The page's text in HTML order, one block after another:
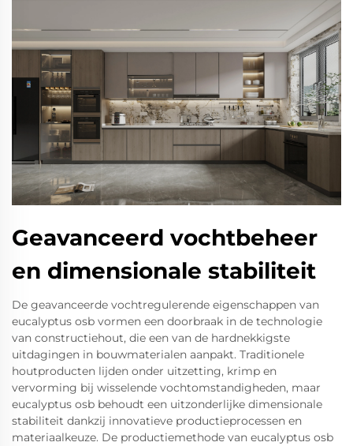
Geavanceerd vochtbeheer
en dimensionale stabiliteit
De geavanceerde vochtregulerende eigenschappen van
eucalyptus osb vormen een doorbraak in de technologie
van constructiehout, die een van de hardnekkigste
uitdagingen in bouwmaterialen aanpakt. Traditionele
houtproducten lijden onder uitzetting, krimp en
vervorming bij wisselende vochtomstandigheden, maar
eucalyptus osb behoudt een uitzonderlijke dimensionale
stabiliteit dankzij innovatieve productieprocessen en
materiaalkeuze. De productiemethode van eucalyptus osb